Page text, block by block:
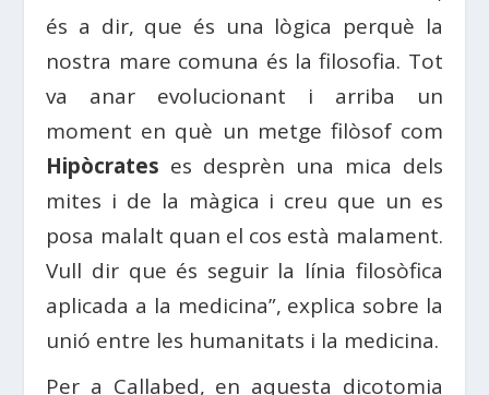
és a dir, que és una lògica perquè la
nostra mare comuna és la filosofia. Tot
va anar evolucionant i arriba un
moment en què un metge filòsof com
Hipòcrates es desprèn una mica dels
mites i de la màgica i creu que un es
posa malalt quan el cos està malament.
Vull dir que és seguir la línia filosòfica
aplicada a la medicina”, explica sobre la
unió entre les humanitats i la medicina.
Per a Callabed, en aquesta dicotomia